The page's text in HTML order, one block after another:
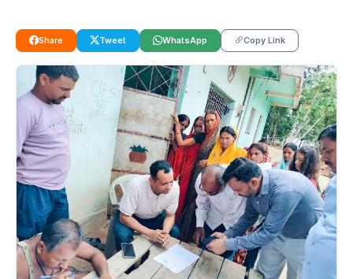
Share Tweet WhatsApp Copy Link